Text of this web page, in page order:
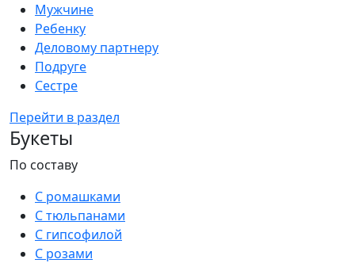
Мужчине
Ребенку
Деловому партнеру
Подруге
Сестре
Перейти в раздел
Букеты
По составу
С ромашками
С тюльпанами
С гипсофилой
С розами